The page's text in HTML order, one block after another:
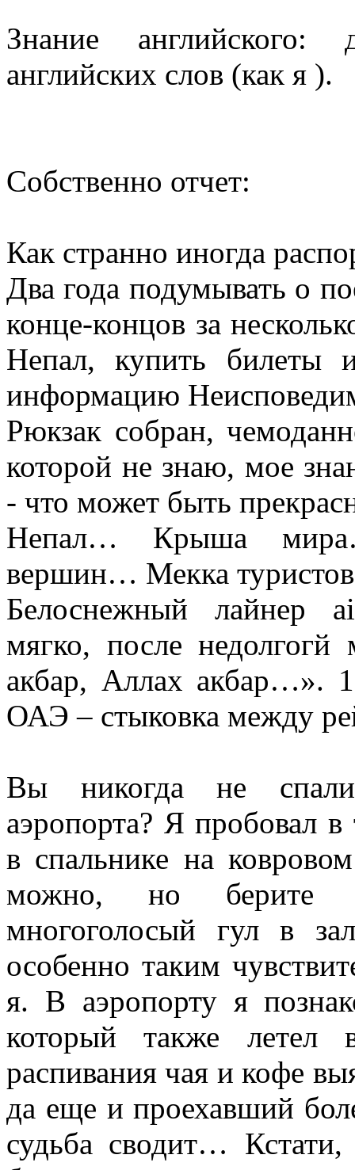
Знание английского:
английских слов (как я ).
Собственно отчет:
Как странно иногда
Два года подумывать о
конце-концов за
Непал, купить билеты
информацию
Рюкзак собран,
которой не знаю, мое
- что может быть
Непал… Крыша
вершин… Мекка
Белоснежный лайнер
мягко, после
акбар, Аллах акбар…».
ОАЭ – стыковка между
Вы никогда не
аэропорта? Я пробовал в
в спальнике на
можно, но берите
многоголосый гул в
особенно таким
я. В аэропорту я
который также
распивания чая и кофе
да еще и проехавший
судьба сводит…